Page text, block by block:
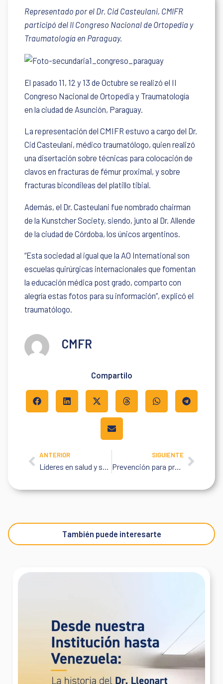
Representado por el Dr. Cid Casteulani, CMIFR
participó del II Congreso Nacional de Ortopedia y
Traumatología en Paraguay.
El pasado 11, 12 y 13 de Octubre se realizó el II
Congreso Nacional de Ortopedia y Traumatología
en la ciudad de Asunción, Paraguay.
La representación del CMIFR estuvo a cargo del Dr.
Cid Casteulani, médico traumatólogo, quien realizó
una disertación sobre técnicas para colocación de
clavos en fracturas de fémur proximal, y sobre
fracturas bicondileas del platillo tibial.
Además, el Dr. Casteulani fue nombrado chairman
de la Kunstcher Society, siendo, junto al Dr. Allende
de la ciudad de Córdoba, los únicos argentinos.
“Esta sociedad al igual que la AO International son
escuelas quirúrgicas internacionales que fomentan
la educación médica post grado, comparto con
alegría estas fotos para su información”, explicó el
traumatólogo.
CMFR
Compartilo
Prev
ANTERIOR
Líderes en salud y seguridad ocupacional
SIGUIENTE
Prevención para progresar Next
También puede interesarte